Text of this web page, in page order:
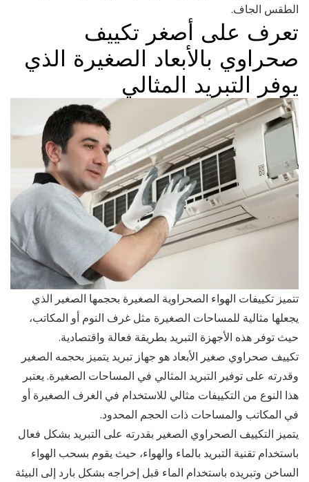
الطقس الجاف.
تعرف على أصغر تكييف
صحراوي بالأبعاد الصغيرة الذي
يوفر التبريد المثالي
تتميز تكييفات الهواء الصحراوية الصغيرة بحجمها الصغير الذي
يجعلها مثالية للمساحات الصغيرة مثل غرف النوم أو المكاتب،
حيث توفر هذه الأجهزة التبريد بطريقة فعالة واقتصادية.
تكييف صحراوي صغير الأبعاد هو جهاز تبريد يتميز بحجمه الصغير
وقدرته على توفير التبريد المثالي في المساحات الصغيرة. يعتبر
هذا النوع من التكييفات مثالي للاستخدام في الغرف الصغيرة أو
في المكاتب والمساحات ذات الحجم المحدود.
يتميز التكييف الصحراوي الصغير بقدرته على التبريد بشكل فعال
باستخدام تقنية التبريد بالماء والهواء، حيث يقوم بسحب الهواء
الساخن وتبريده باستخدام الماء قبل إخراجه بشكل بارد إلى البيئة